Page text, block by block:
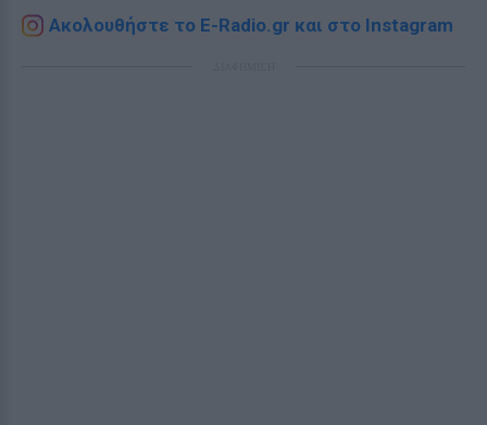
Ακολουθήστε το E-Radio.gr και στο Instagram